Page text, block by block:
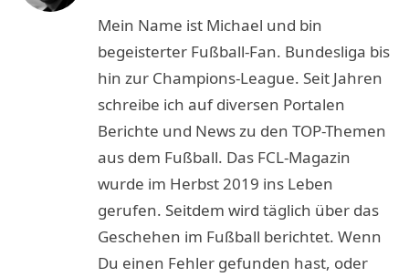
Mein Name ist Michael und bin
begeisterter Fußball-Fan. Bundesliga bis
hin zur Champions-League. Seit Jahren
schreibe ich auf diversen Portalen
Berichte und News zu den TOP-Themen
aus dem Fußball. Das FCL-Magazin
wurde im Herbst 2019 ins Leben
gerufen. Seitdem wird täglich über das
Geschehen im Fußball berichtet. Wenn
Du einen Fehler gefunden hast, oder